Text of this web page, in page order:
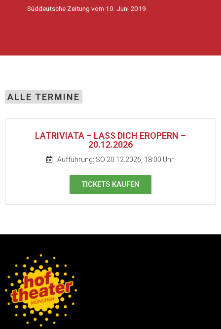
Süddeutsche Zeitung vom 10. Juni 2019
ALLE TERMINE
LATRIVIATA – LASS DICH EROPERN –
20.12.2026
Aufführung: SO 20.12.2026, 18:00 Uhr
TICKETS KAUFEN